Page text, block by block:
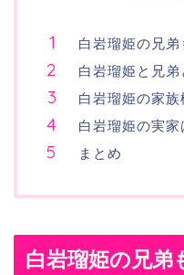
白岩瑠姫の兄弟
白岩瑠姫と兄弟
白岩瑠姫の家族
白岩瑠姫の実家
まとめ
白岩瑠姫の兄弟